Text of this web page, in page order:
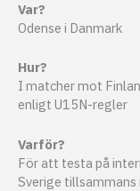
Var?
Odense i Danmark
Hur?
I matcher mot
enligt U15N-regler
Varför?
För att testa på
Sverige tillsammans